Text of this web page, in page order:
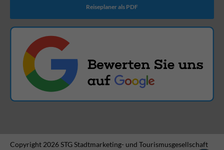
Reiseplaner als PDF
Copyright 2026 STG Stadtmarketing- und Tourismusgesellschaft